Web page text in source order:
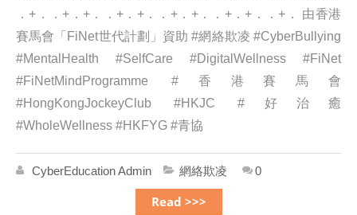
．+．．+．+．．+．+．．+．+．．+．+．．+． 由香港
賽馬會「FiNet世代計劃」資助 #網絡欺凌 #CyberBullying
#MentalHealth #SelfCare #DigitalWellness #FiNet
#FiNetMindProgramme #香港賽馬會
#HongKongJockeyClub #HKJC #好治癒
#WholeWellness #HKFYG #青協
CyberEducation Admin 網絡欺凌 0
Read >>>